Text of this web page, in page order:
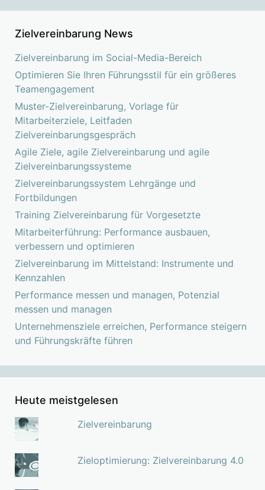
Zielvereinbarung News
Zielvereinbarung im Social-Media-Bereich
Optimieren Sie Ihren Führungsstil für ein größeres
Teamengagement
Muster-Zielvereinbarung, Vorlage für
Mitarbeiterziele, Leitfaden
Zielvereinbarungsgespräch
Agile Ziele, agile Zielvereinbarung und agile
Zielvereinbarungssysteme
Zielvereinbarungssystem Lehrgänge und
Fortbildungen
Training Zielvereinbarung für Vorgesetzte
Mitarbeiterführung: Performance ausbauen,
verbessern und optimieren
Zielvereinbarung im Mittelstand: Instrumente und
Kennzahlen
Performance messen und managen, Potenzial
messen und managen
Unternehmensziele erreichen, Performance steigern
und Führungskräfte führen
Heute meistgelesen
Zielvereinbarung
Zieloptimierung: Zielvereinbarung 4.0